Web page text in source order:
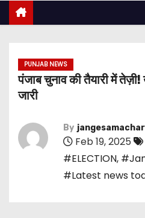
PUNJAB NEWS
पंजाब चुनाव की तैयारी में तेज़ी!
जारी
By jangesamachar
Feb 19, 2025
#ELECTION,
#Latest news